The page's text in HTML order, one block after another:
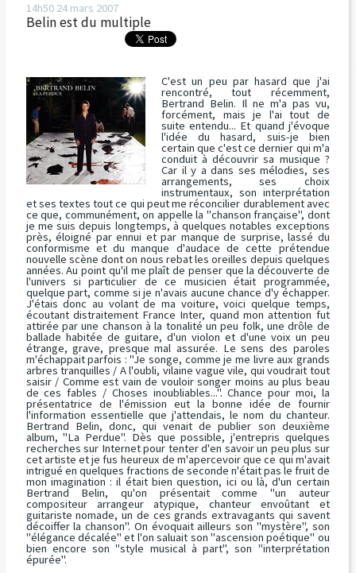
14h50 24 mars 2007
Belin est du multiple
C'est un peu par hasard que j'ai
rencontré, tout récemment,
Bertrand Belin. Il ne m'a pas vu,
forcément, mais je l'ai tout de
suite entendu... Et quand j'évoque
l'idée du hasard, suis-je bien
certain que c'est ce dernier qui m'a
conduit à découvrir sa musique ?
Car il y a dans ses mélodies, ses
arrangements, ses choix
instrumentaux, son interprétation
et ses textes tout ce qui peut me réconcilier durablement avec
ce que, communément, on appelle la "chanson française", dont
je me suis depuis longtemps, à quelques notables exceptions
près, éloigné par ennui et par manque de surprise, lassé du
conformisme et du manque d'audace de cette prétendue
nouvelle scène dont on nous rebat les oreilles depuis quelques
années. Au point qu'il me plaît de penser que la découverte de
l'univers si particulier de ce musicien était programmée,
quelque part, comme si je n'avais aucune chance d'y échapper.
J'étais donc au volant de ma voiture, voici quelque temps,
écoutant distraitement France Inter, quand mon attention fut
attirée par une chanson à la tonalité un peu folk, une drôle de
ballade habitée de guitare, d'un violon et d'une voix un peu
étrange, grave, presque mal assurée. Le sens des paroles
m'échappait parfois : "Je songe, comme je me livre aux grands
arbres tranquilles / A l'oubli, vilaine vague vile, qui voudrait tout
saisir / Comme est vain de vouloir songer moins au plus beau
de ces fables / Choses inoubliables...". Chance pour moi, la
présentatrice de l'émission eut la bonne idée de fournir
l'information essentielle que j'attendais, le nom du chanteur.
Bertrand Belin, donc, qui venait de publier son deuxième
album, "La Perdue". Dès que possible, j'entrepris quelques
recherches sur Internet pour tenter d'en savoir un peu plus sur
cet artiste et je fus heureux de m'apercevoir que ce qui m'avait
intrigué en quelques fractions de seconde n'était pas le fruit de
mon imagination : il était bien question, ici ou là, d'un certain
Bertrand Belin, qu'on présentait comme "un auteur
compositeur arrangeur atypique, chanteur envoûtant et
guitariste nomade, un de ces grands extravagants qui savent
décoiffer la chanson". On évoquait ailleurs son "mystère", son
"élégance décalée" et l'on saluait son "ascension poétique" ou
bien encore son "style musical à part", son "interprétation
épurée".